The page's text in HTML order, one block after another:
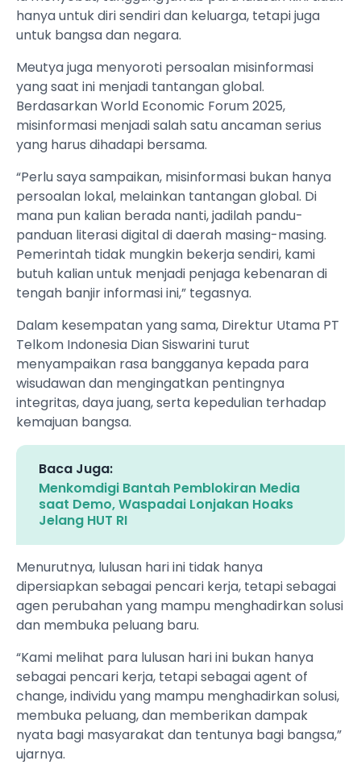
hanya untuk diri sendiri dan keluarga, tetapi juga
untuk bangsa dan negara.
Meutya juga menyoroti persoalan misinformasi
yang saat ini menjadi tantangan global.
Berdasarkan World Economic Forum 2025,
misinformasi menjadi salah satu ancaman serius
yang harus dihadapi bersama.
“Perlu saya sampaikan, misinformasi bukan hanya
persoalan lokal, melainkan tantangan global. Di
mana pun kalian berada nanti, jadilah pandu-
panduan literasi digital di daerah masing-masing.
Pemerintah tidak mungkin bekerja sendiri, kami
butuh kalian untuk menjadi penjaga kebenaran di
tengah banjir informasi ini,” tegasnya.
Dalam kesempatan yang sama, Direktur Utama PT
Telkom Indonesia Dian Siswarini turut
menyampaikan rasa bangganya kepada para
wisudawan dan mengingatkan pentingnya
integritas, daya juang, serta kepedulian terhadap
kemajuan bangsa.
Baca Juga:
Menkomdigi Bantah Pemblokiran Media
saat Demo, Waspadai Lonjakan Hoaks
Jelang HUT RI
Menurutnya, lulusan hari ini tidak hanya
dipersiapkan sebagai pencari kerja, tetapi sebagai
agen perubahan yang mampu menghadirkan solusi
dan membuka peluang baru.
“Kami melihat para lulusan hari ini bukan hanya
sebagai pencari kerja, tetapi sebagai agent of
change, individu yang mampu menghadirkan solusi,
membuka peluang, dan memberikan dampak
nyata bagi masyarakat dan tentunya bagi bangsa,”
ujarnya.